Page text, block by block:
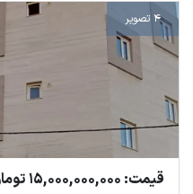
4 تصویر
قیمت: 15,000,000,000 تومان